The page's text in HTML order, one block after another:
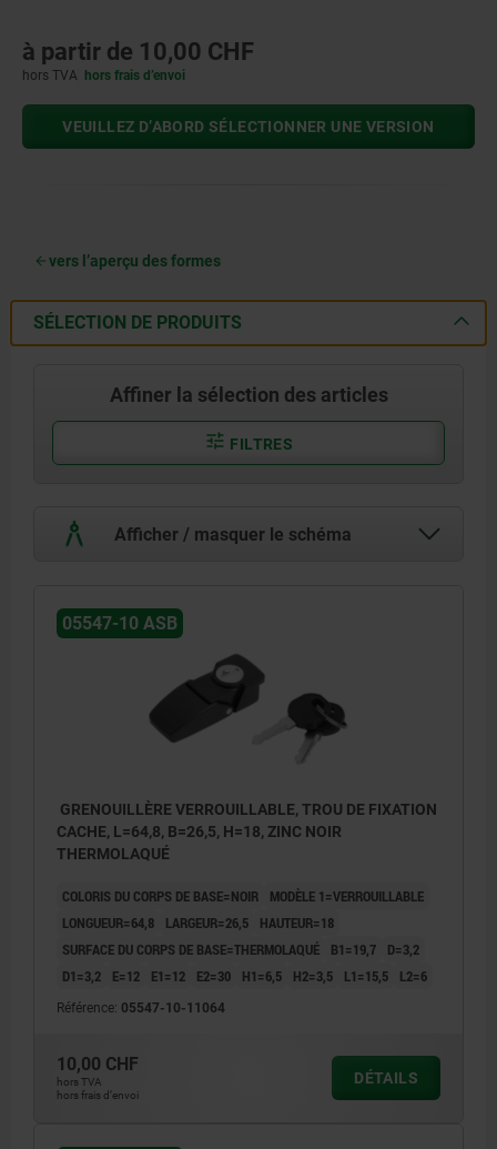
à partir de 10,00 CHF
hors TVA hors frais d’envoi
VEUILLEZ D’ABORD SÉLECTIONNER UNE VERSION
vers l’aperçu des formes
SÉLECTION DE PRODUITS
Affiner la sélection des articles
FILTRES
Afficher / masquer le schéma
05547-10 ASB
GRENOUILLÈRE VERROUILLABLE, TROU DE FIXATION
CACHE, L=64,8, B=26,5, H=18, ZINC NOIR
THERMOLAQUÉ
COLORIS DU CORPS DE BASE=NOIR
MODÈLE 1=VERROUILLABLE
LONGUEUR=64,8
LARGEUR=26,5
HAUTEUR=18
SURFACE DU CORPS DE BASE=THERMOLAQUÉ
B1=19,7
D=3,2
D1=3,2
E=12 E1=12 E2=30 H1=6,5 H2=3,5 L1=15,5 L2=6
Référence: 05547-10-11064
10,00 CHF
hors TVA
hors frais d’envoi
DÉTAILS